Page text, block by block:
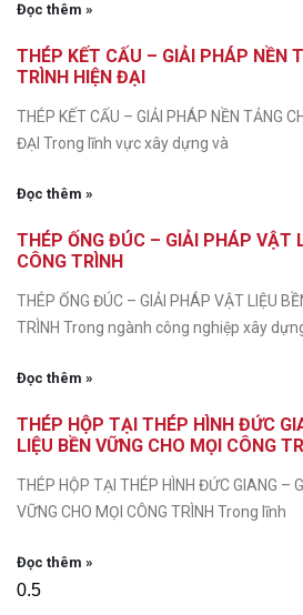
Đọc thêm »
THÉP KẾT CẤU – GIẢI PHÁP NỀN
TRÌNH HIỆN ĐẠI
THÉP KẾT CẤU – GIẢI PHÁP NỀN TẢNG
ĐẠI Trong lĩnh vực xây dựng và
Đọc thêm »
THÉP ỐNG ĐÚC – GIẢI PHÁP VẬT
CÔNG TRÌNH
THÉP ỐNG ĐÚC – GIẢI PHÁP VẬT LIỆU
TRÌNH Trong ngành công nghiệp xây
Đọc thêm »
THÉP HỘP TẠI THÉP HÌNH ĐỨC
LIỆU BỀN VỮNG CHO MỌI CÔNG
THÉP HỘP TẠI THÉP HÌNH ĐỨC GIANG –
VỮNG CHO MỌI CÔNG TRÌNH Trong lĩnh
Đọc thêm »